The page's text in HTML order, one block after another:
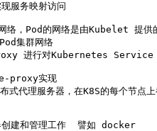
服务映射访问
络，Pod的网络是由Kubelet 提供
集群网络
进行对Kubernetes Service
proxy实现
式代理服务器，在K8S的每个节
创建和管理工作  譬如 docker